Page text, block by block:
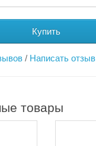
Купить
/ Написать отзыв
товары